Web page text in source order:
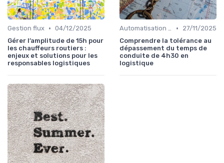
Gestion flux • 04/12/2025
Gérer l’amplitude de 15h pour
les chauffeurs routiers :
enjeux et solutions pour les
responsables logistiques
Automatisation processus •
27/11/2025
Comprendre la tolérance au
dépassement du temps de
conduite de 4h30 en
logistique